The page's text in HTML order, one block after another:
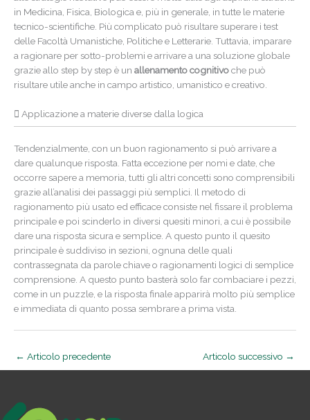
in Medicina, Fisica, Biologica e, più in generale, in tutte le materie
tecnico-scientifiche. Più complicato può risultare superare i test
delle Facoltà Umanistiche, Politiche e Letterarie. Tuttavia, imparare
a ragionare per sotto-problemi e arrivare a una soluzione globale
grazie allo step by step è un allenamento cognitivoche può
risultare utile anche in campo artistico, umanistico e creativo.
Applicazione a materie diverse dalla logica
Tendenzialmente, con un buon ragionamento si può arrivare a
dare qualunque risposta. Fatta eccezione per nomi e date, che
occorre sapere a memoria, tutti gli altri concetti sono comprensibili
grazie all’analisi dei passaggi più semplici. Il metodo di
ragionamento più usato ed efficace consiste nel fissare il problema
principale e poi scinderlo in diversi quesiti minori, a cui è possibile
dare una risposta sicura e semplice. A questo punto il quesito
principale è suddiviso in sezioni, ognuna delle quali
contrassegnata da parole chiave o ragionamenti logici di semplice
comprensione. A questo punto basterà solo far combaciare i pezzi,
come in un puzzle, e la risposta finale apparirà molto più semplice
e immediata di quanto possa sembrare a prima vista.
← Articolo precedente Articolo successivo →